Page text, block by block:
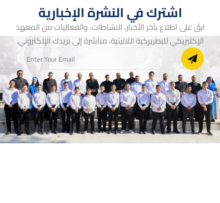
اشترك في النشرة الإخبارية
ابقَ على اطلاع بآخر الأخبار، النشاطات، والفعاليات من المعهد
الإكليريكي للبطريركية اللاتينية، مباشرة إلى بريدك الإلكتروني.